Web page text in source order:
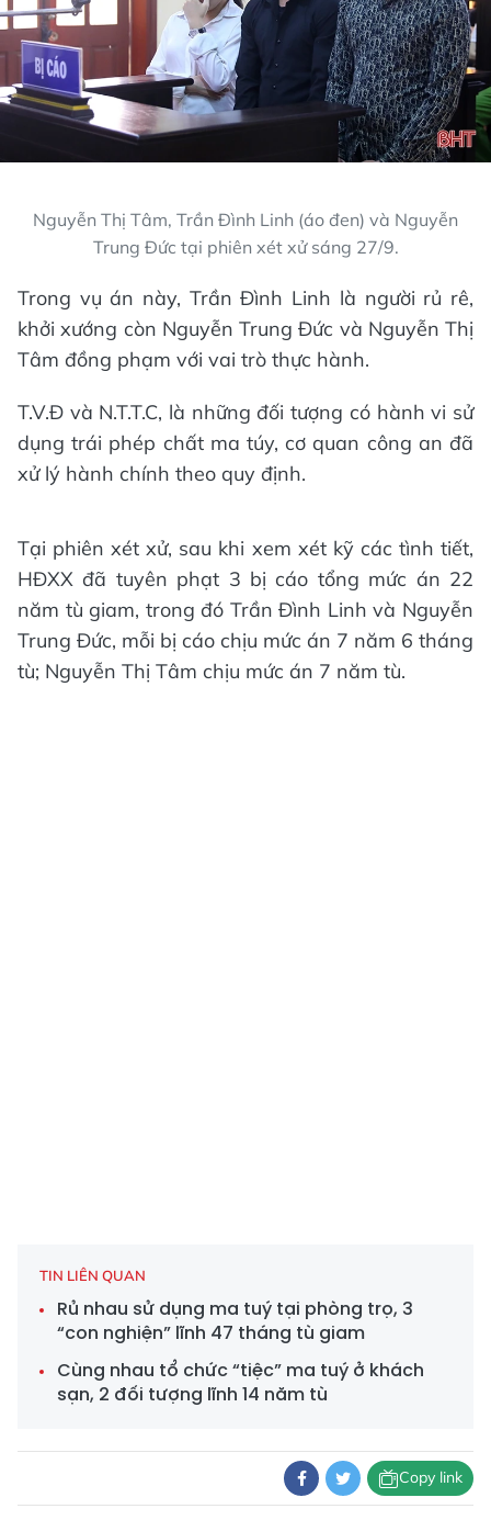
Nguyễn Thị Tâm, Trần Đình Linh (áo đen) và Nguyễn
Trung Đức tại phiên xét xử sáng 27/9.
Trong vụ án này, Trần Đình Linh là người rủ rê,
khởi xướng còn Nguyễn Trung Đức và Nguyễn Thị
Tâm đồng phạm với vai trò thực hành.
T.V.Đ và N.T.T.C, là những đối tượng có hành vi sử
dụng trái phép chất ma túy, cơ quan công an đã
xử lý hành chính theo quy định.
Tại phiên xét xử, sau khi xem xét kỹ các tình tiết,
HĐXX đã tuyên phạt 3 bị cáo tổng mức án 22
năm tù giam, trong đó Trần Đình Linh và Nguyễn
Trung Đức, mỗi bị cáo chịu mức án 7 năm 6 tháng
tù; Nguyễn Thị Tâm chịu mức án 7 năm tù.
TIN LIÊN QUAN
Rủ nhau sử dụng ma tuý tại phòng trọ, 3
“con nghiện” lĩnh 47 tháng tù giam
Cùng nhau tổ chức “tiệc” ma tuý ở khách
sạn, 2 đối tượng lĩnh 14 năm tù
Copy link